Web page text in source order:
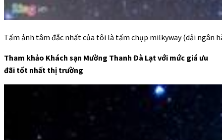
Tấm ảnh tâm đắc nhất của tôi là tấm chụp milkyway (dải ngân
Tham khảo Khách sạn Mường Thanh Đà Lạt với mức giá ưu
đãi tốt nhất thị trường